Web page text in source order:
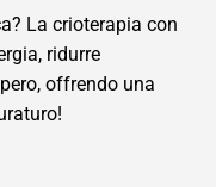
La crioterapia con
ridurre
offrendo una